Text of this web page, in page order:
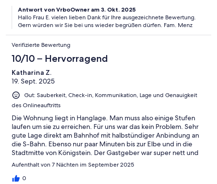
gut gefallen und wir würden wiederkommen.
Antwort von VrboOwner am 3. Okt. 2025
Hallo Frau E. vielen lieben Dank für Ihre ausgezeichnete Bewertung.
Gern würden wir Sie bei uns wieder begrüßen dürfen. Fam. Menz
Verifizierte Bewertung
10/10 – Hervorragend
Katharina Z.
19. Sept. 2025
Gut: Sauberkeit, Check-in, Kommunikation, Lage und Genauigkeit
des Onlineauftritts
Die Wohnung liegt in Hanglage. Man muss also einige Stufen
laufen um sie zu erreichen. Für uns war das kein Problem. Sehr
gute Lage direkt am Bahnhof mit halbstündiger Anbindung an
die S-Bahn. Ebenso nur paar Minuten bis zur Elbe und in die
Stadtmitte von Königstein. Der Gastgeber war super nett und
hat sich direkt um alles gekümmert. Obwohl unsere Tochter den
TV kaputt gemacht hat gab es sofort Ersatz. Die Küche war auch
super ausgestattet. Ebenso Babybett und Hochstuhl waren
Aufenthalt von 7 Nächten im September 2025
0